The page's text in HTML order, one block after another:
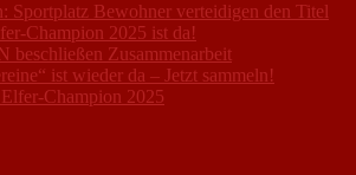
Sportplatz Bewohner verteidigen den Titel
Champion 2025 ist da!
beschließen Zusammenarbeit
ist wieder da – Jetzt sammeln!
Champion 2025